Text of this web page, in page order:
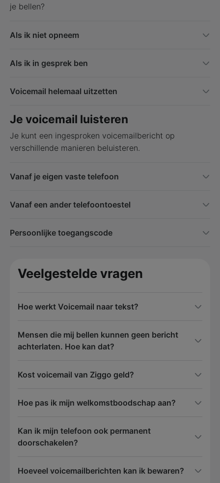
je bellen?
Als ik niet opneem
Als ik in gesprek ben
Voicemail helemaal uitzetten
Je voicemail luisteren
Je kunt een ingesproken voicemailbericht op
verschillende manieren beluisteren.
Vanaf je eigen vaste telefoon
Vanaf een ander telefoontoestel
Persoonlijke toegangscode
Veelgestelde vragen
Hoe werkt Voicemail naar tekst?
Mensen die mij bellen kunnen geen bericht
achterlaten. Hoe kan dat?
Kost voicemail van Ziggo geld?
Hoe pas ik mijn welkomstboodschap aan?
Kan ik mijn telefoon ook permanent
doorschakelen?
Hoeveel voicemailberichten kan ik bewaren?